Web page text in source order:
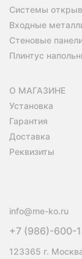
Системы
Входные
Стеновые
Плинтус
О МАГАЗИНЕ
Установка
Гарантия
Доставка
Реквизиты
info@me-ko.ru
+7 (986)-600-
123365 г.